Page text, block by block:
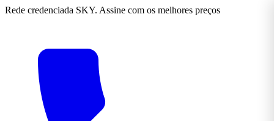
Rede credenciada SKY. Assine com os melhores preços